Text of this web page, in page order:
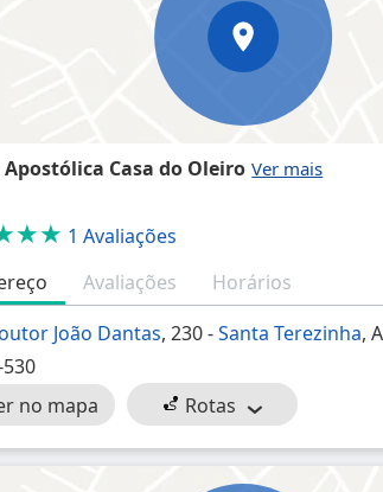
Casa do Oleiro
1 Avaliações
Avaliações
Horários
João Dantas, 230 -Santa Terezinha,
no mapa
Rotas